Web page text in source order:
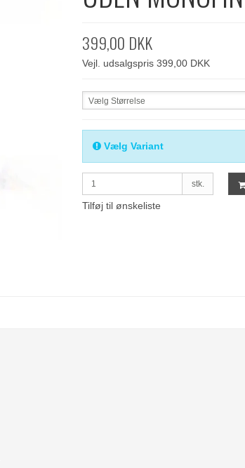
399,00 DKK
Vejl. udsalgspris 399,00 DKK
Vælg Størrelse
Vælg Variant
stk.
Tilføj til ønskeliste